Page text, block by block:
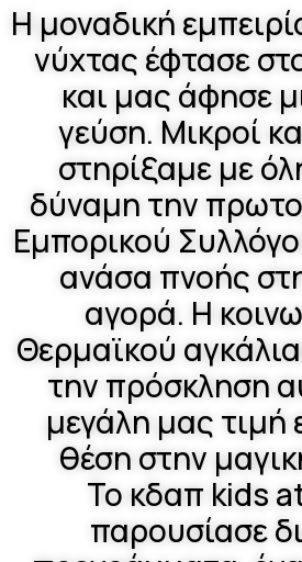
Η μοναδική
νύχτας έφτασε
και μας άφησε
γεύση. Μικροί
στηρίξαμε με
δύναμη την
Εμπορικού
ανάσα πνοής
αγορά. Η
Θερμαϊκού
την πρόσκληση
μεγάλη μας τιμή
θέση στην
Το κδαπ kids
παρουσίασε